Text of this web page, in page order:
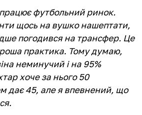
футбольний ринок.
щось на вушко нашептати,
погодився на трансфер. Це
практика. Тому думаю,
неминучий і на 95%
хоче за нього 50
дає 45, але я впевнений, що